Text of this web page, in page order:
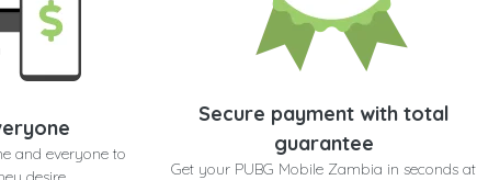
and everyone to
Secure payment with total
guarantee
Get your PUBG Mobile Zambia in seconds at